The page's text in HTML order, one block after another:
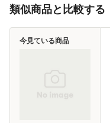
類似商品と比較する
今見ている商品